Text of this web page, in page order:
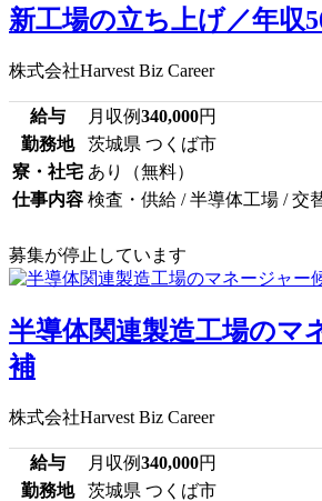
新工場の立ち上げ／年収
株式会社Harvest Biz Career
給与 月収例340,000円
勤務地
茨城県 つくば市
寮・社宅 あり（無料）
仕事内容 検査・供給 / 半導体工場 / 交
募集が停止しています
半導体関連製造工場のマ
補
株式会社Harvest Biz Career
給与 月収例340,000円
勤務地
茨城県 つくば市